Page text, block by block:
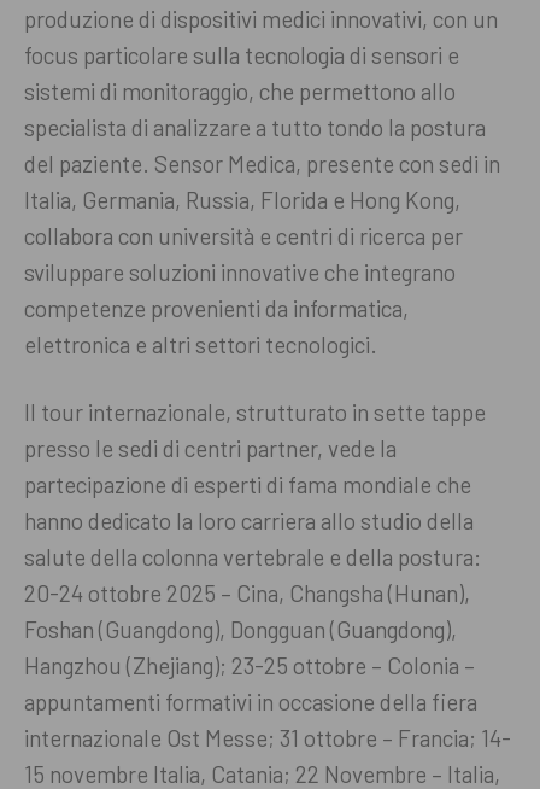
produzione di dispositivi medici innovativi, con un
focus particolare sulla tecnologia di sensori e
sistemi di monitoraggio, che permettono allo
specialista di analizzare a tutto tondo la postura
del paziente. Sensor Medica, presente con sedi in
Italia, Germania, Russia, Florida e Hong Kong,
collabora con università e centri di ricerca per
sviluppare soluzioni innovative che integrano
competenze provenienti da informatica,
elettronica e altri settori tecnologici.
Il tour internazionale, strutturato in sette tappe
presso le sedi di centri partner, vede la
partecipazione di esperti di fama mondiale che
hanno dedicato la loro carriera allo studio della
salute della colonna vertebrale e della postura:
20-24 ottobre 2025 – Cina, Changsha (Hunan),
Foshan (Guangdong), Dongguan (Guangdong),
Hangzhou (Zhejiang); 23-25 ottobre – Colonia –
appuntamenti formativi in occasione della fiera
internazionale Ost Messe; 31 ottobre – Francia; 14-
15 novembre Italia, Catania; 22 Novembre – Italia,